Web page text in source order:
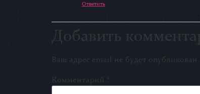
Ответить
Добавить
Ваш адрес email не будет опубликован.
Комментарий